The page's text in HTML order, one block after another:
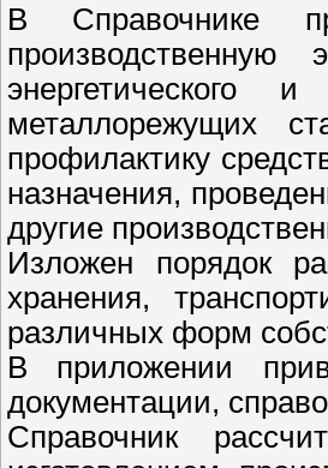
В Справочнике
производственную
энергетического
металлорежущих
профилактику
назначения,
другие
Изложен порядок
хранения,
различных форм
В приложении
документации,
Справочник